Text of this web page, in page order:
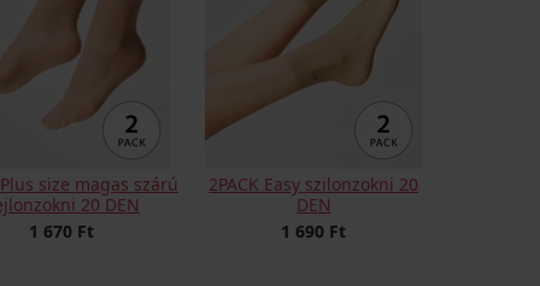
Plus size magas szárú
20 DEN
1 670 Ft
2PACK Easy szilonzokni 20
DEN
1 690 Ft